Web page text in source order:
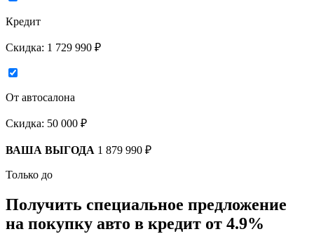
Кредит
Скидка: 1 729 990 ₽
От автосалона
Скидка: 50 000 ₽
ВАША ВЫГОДА 1 879 990 ₽
Только до
Получить специальное предложение
на покупку авто в кредит от 4.9%